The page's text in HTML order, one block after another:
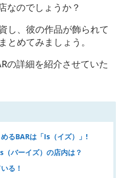
なのでしょうか？
し、彼の作品が飾られて
とめてみましょう。
の詳細を紹介させていた
るBARは「Is（イズ）」!
バーイズ）の店内は？
る！